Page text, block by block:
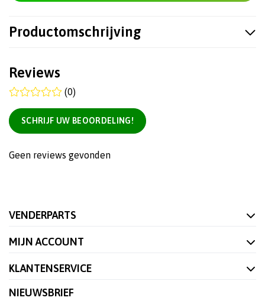
Productomschrijving
Reviews
(0)
SCHRIJF UW BEOORDELING!
Geen reviews gevonden
VENDERPARTS
MIJN ACCOUNT
KLANTENSERVICE
NIEUWSBRIEF